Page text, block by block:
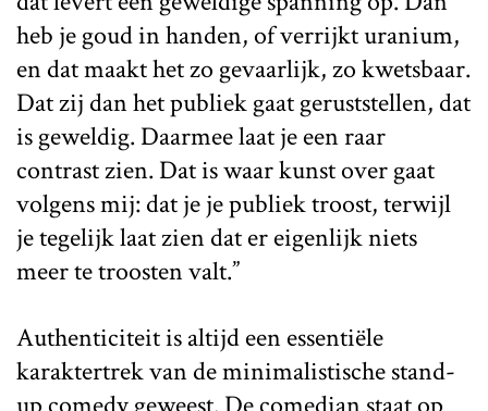
heb je goud in handen, of verrijkt uranium,
en dat maakt het zo gevaarlijk, zo kwetsbaar.
Dat zij dan het publiek gaat geruststellen, dat
is geweldig. Daarmee laat je een raar
contrast zien. Dat is waar kunst over gaat
volgens mij: dat je je publiek troost, terwijl
je tegelijk laat zien dat er eigenlijk niets
meer te troosten valt.”
Authenticiteit is altijd een essentiële
karaktertrek van de minimalistische stand-